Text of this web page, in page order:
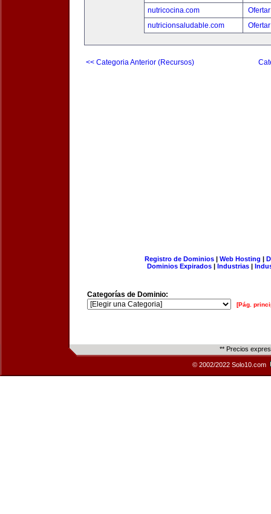
nutricocina.com
nutricionsaludable.com
<< Categoria Anterior (Recursos)
Registro de Dominios| Web Hosting |
Dominios Expirados | Industrias |
Categorías de Dominio:
[Pág.
** Precios
© 2002/2022 Solo10.com